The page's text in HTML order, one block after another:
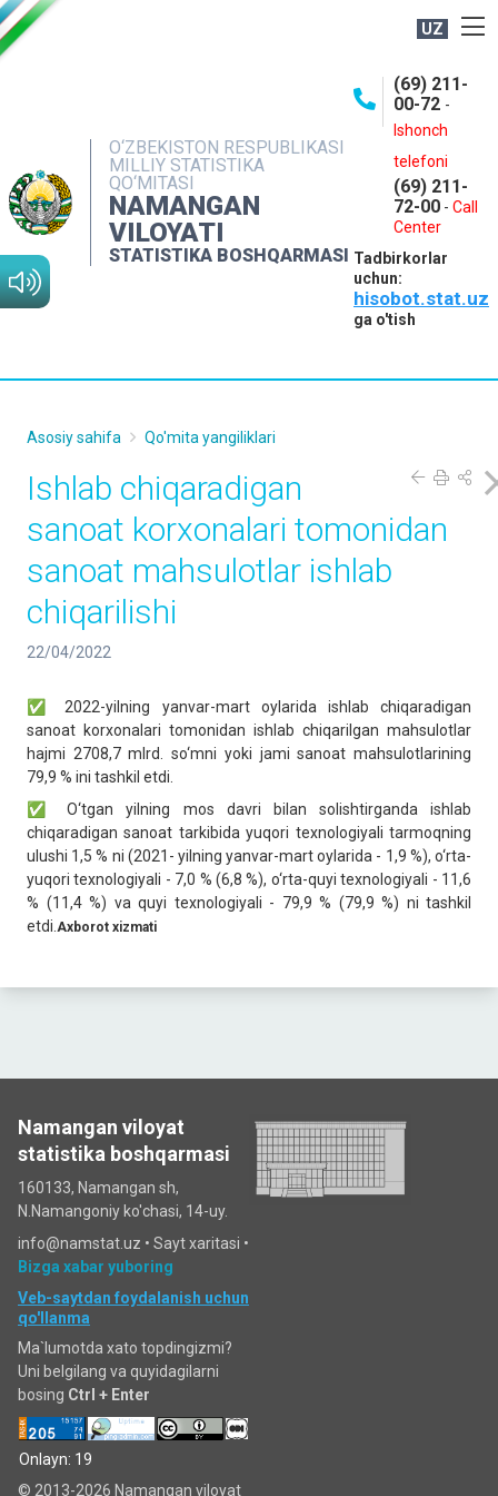
UZ
O‘ZBEKISTON RESPUBLIKASI
MILLIY STATISTIKA
QO‘MITASI
NAMANGAN
VILOYATI
STATISTIKA BOSHQARMASI
(69) 211-
00-72 -
Ishonch
telefoni
(69) 211-
72-00 - Call
Center
Tadbirkorlar
uchun:
hisobot.stat.uz
ga o'tish
NASHRLAR
INTERAKTIV XIZMATLAR
MATBUOT XIZMATI
MUROJAATLAR
Asosiy sahifa Qo'mita yangiliklari
Ishlab chiqaradigan
sanoat korxonalari tomonidan
sanoat mahsulotlar ishlab
chiqarilishi
22/04/2022
✅ 2022-yilning yanvar-mart oylarida ishlab chiqaradigan
sanoat korxonalari tomonidan ishlab chiqarilgan mahsulotlar
hajmi 2708,7 mlrd. so‘mni yoki jami sanoat mahsulotlarining
79,9 % ini tashkil etdi.
✅ O‘tgan yilning mos davri bilan solishtirganda ishlab
chiqaradigan sanoat tarkibida yuqori texnologiyali tarmoqning
ulushi 1,5 % ni (2021- yilning yanvar-mart oylarida - 1,9 %), o‘rta-
yuqori texnologiyali - 7,0 % (6,8 %), o‘rta-quyi texnologiyali - 11,6
% (11,4 %) va quyi texnologiyali - 79,9 % (79,9 %) ni tashkil
etdi. Axborot xizmati
Namangan viloyat
statistika boshqarmasi
160133, Namangan sh,
N.Namangoniy ko'chasi, 14-uy.
info@namstat.uz • Sayt xaritasi •
Bizga xabar yuboring
Veb-saytdan foydalanish uchun
qo'llanma
Ma`lumotda xato topdingizmi?
Uni belgilang va quyidagilarni
bosing Ctrl + Enter
Onlayn: 19
© 2013-2026 Namangan viloyat